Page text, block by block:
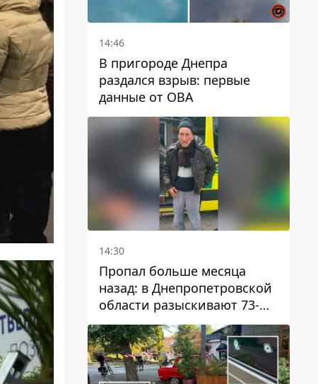
14:46
В пригороде Днепра
раздался взрыв: первые
данные от ОВА
14:30
Пропал больше месяца
назад: в Днепропетровской
области разыскивают 73-
летнего мужчину